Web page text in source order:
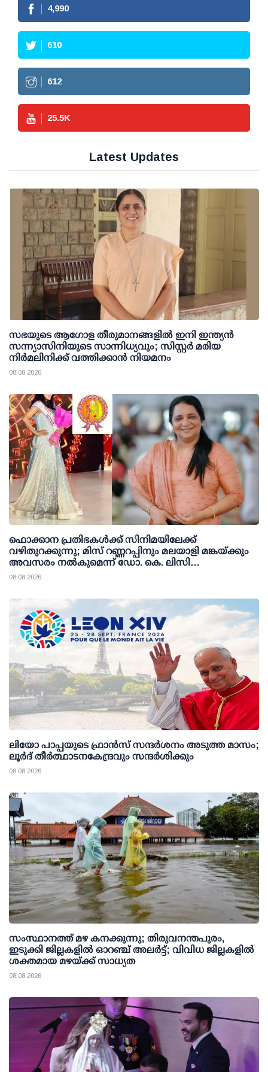
4,990
610
612
25.5K
Latest Updates
സഭയുടെ ആഗോള തീരുമാനങ്ങളിൽ ഇനി ഇന്ത്യൻ
സന്ന്യാസിനിയുടെ സാന്നിധ്യവും; സിസ്റ്റർ മരിയ
നിർമലിനിക്ക് വത്തിക്കാൻ നിയമനം
08 08 2026
ഫൊക്കാന പ്രതിഭകള്‍ക്ക് സിനിമയിലേക്ക്
വഴിതുറക്കുന്നു; മിസ് റണ്ണറപ്പിനും മലയാളി മങ്കയ്ക്കും
അവസരം നല്‍കുമെന്ന് ഡോ. കെ. ലിസി
ഫെര്‍ണാണ്ടസ്
08 08 2026
ലിയോ പാപ്പയുടെ ഫ്രാൻസ് സന്ദർശനം അടുത്ത മാസം;
ലൂർദ് തീർത്ഥാടനകേന്ദ്രവും സന്ദർശിക്കും
08 08 2026
സംസ്ഥാനത്ത് മഴ കനക്കുന്നു; തിരുവനന്തപുരം,
ഇടുക്കി ജില്ലകളിൽ ഓറഞ്ച് അലർട്ട്; വിവിധ ജില്ലകളിൽ
ശക്തമായ മഴയ്ക്ക് സാധ്യത
08 08 2026